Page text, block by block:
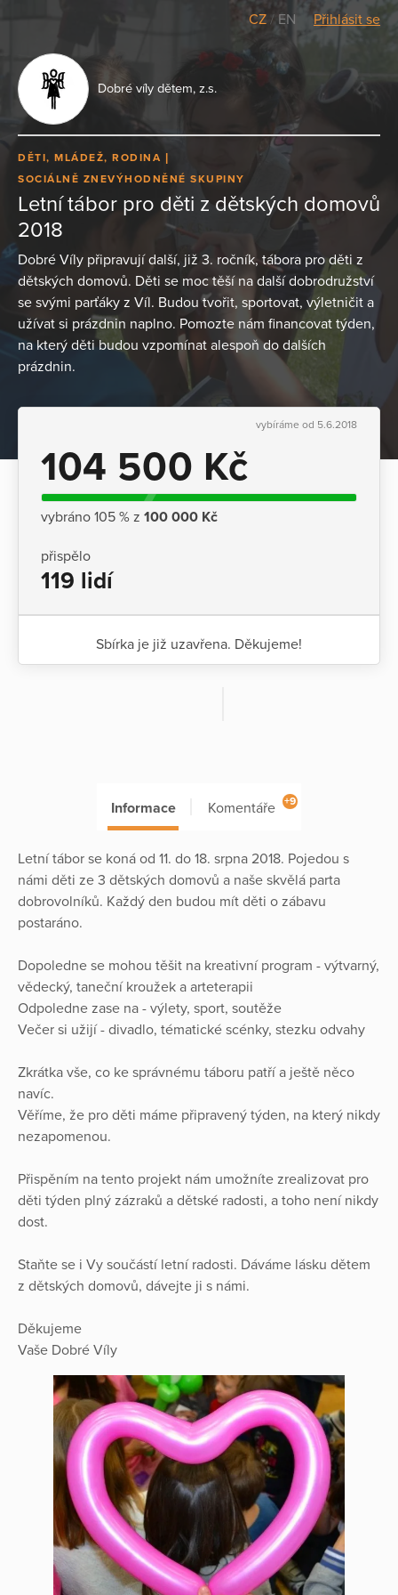
CZ / EN Přihlásit se
Dobré víly dětem, z.s.
DĚTI, MLÁDEŽ, RODINA
SOCIÁLNĚ ZNEVÝHODNĚNÉ SKUPINY
Letní tábor pro děti z dětských domovů
2018
Dobré Víly připravují další, již 3. ročník, tábora pro děti z
dětských domovů. Děti se moc těší na další dobrodružství
se svými parťáky z Víl. Budou tvořit, sportovat, výletničit a
užívat si prázdnin naplno. Pomozte nám financovat týden,
na který děti budou vzpomínat alespoň do dalších
prázdnin.
vybíráme od 5.6.2018
104 500 Kč
vybráno 105 % z 100 000 Kč
přispělo
119 lidí
Sbírka je již uzavřena. Děkujeme!
Informace Komentáře +9
Letní tábor se koná od 11. do 18. srpna 2018. Pojedou s
námi děti ze 3 dětských domovů a naše skvělá parta
dobrovolníků. Každý den budou mít děti o zábavu
postaráno.
Dopoledne se mohou těšit na kreativní program - výtvarný,
vědecký, taneční kroužek a arteterapii
Odpoledne zase na - výlety, sport, soutěže
Večer si užijí - divadlo, tématické scénky, stezku odvahy
Zkrátka vše, co ke správnému táboru patří a ještě něco
navíc.
Věříme, že pro děti máme připravený týden, na který nikdy
nezapomenou.
Přispěním na tento projekt nám umožníte zrealizovat pro
děti týden plný zázraků a dětské radosti, a toho není nikdy
dost.
Staňte se i Vy součástí letní radosti. Dáváme lásku dětem
z dětských domovů, dávejte ji s námi.
Děkujeme
Vaše Dobré Víly